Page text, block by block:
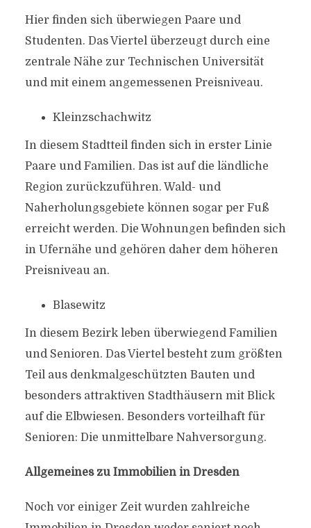
Hier finden sich überwiegen Paare und
Studenten. Das Viertel überzeugt durch eine
zentrale Nähe zur Technischen Universität
und mit einem angemessenen Preisniveau.
Kleinzschachwitz
In diesem Stadtteil finden sich in erster Linie
Paare und Familien. Das ist auf die ländliche
Region zurückzuführen. Wald- und
Naherholungsgebiete können sogar per Fuß
erreicht werden. Die Wohnungen befinden sich
in Ufernähe und gehören daher dem höheren
Preisniveau an.
Blasewitz
In diesem Bezirk leben überwiegend Familien
und Senioren. Das Viertel besteht zum größten
Teil aus denkmalgeschützten Bauten und
besonders attraktiven Stadthäusern mit Blick
auf die Elbwiesen. Besonders vorteilhaft für
Senioren: Die unmittelbare Nahversorgung.
Allgemeines zu Immobilien in Dresden
Noch vor einiger Zeit wurden zahlreiche